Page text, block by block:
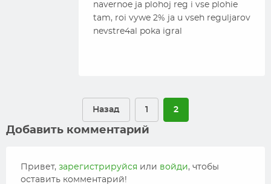
navernoe ja plohoj reg i vse plohie
tam, roi vywe 2% ja u vseh reguljarov
nevstre4al poka igral
Назад 1 2
Добавить комментарий
Привет, зарегистрируйся или войди, чтобы
оставить комментарий!